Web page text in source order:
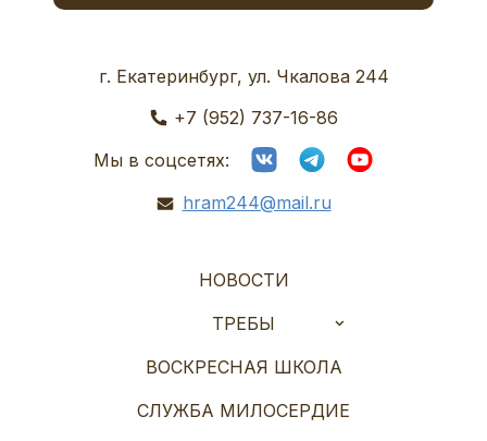
г. Екатеринбург, ул. Чкалова 244
+7 (952) 737-16-86
Мы в соцсетях:
hram244@mail.ru
НОВОСТИ
ТРЕБЫ
ВОСКРЕСНАЯ ШКОЛА
СЛУЖБА МИЛОСЕРДИЕ